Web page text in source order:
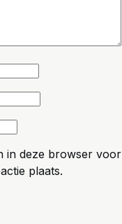
in deze browser voor
plaats.